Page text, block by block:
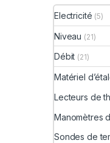
Electricité (5)
Niveau (21)
Débit (21)
Matériel
Lecteurs de
Manomètres
Sondes de